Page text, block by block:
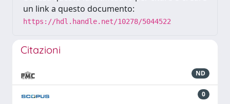
un link a questo documento:
https://hdl.handle.net/10278/5044522
Citazioni
ND
0